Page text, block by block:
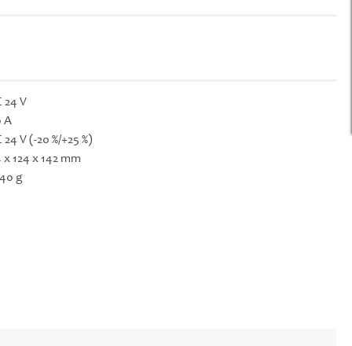
24 V
A
24 V (-20 %/+25 %)
x 124 x 142 mm
g